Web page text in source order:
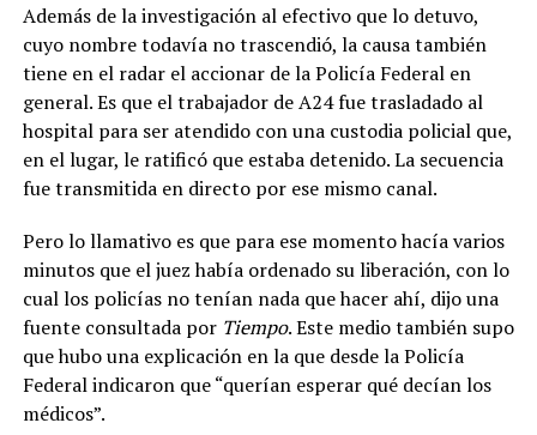
Además de la investigación al efectivo que lo detuvo,
cuyo nombre todavía no trascendió, la causa también
tiene en el radar el accionar de la Policía Federal en
general. Es que el trabajador de A24 fue trasladado al
hospital para ser atendido con una custodia policial que,
en el lugar, le ratificó que estaba detenido. La secuencia
fue transmitida en directo por ese mismo canal.
Pero lo llamativo es que para ese momento hacía varios
minutos que el juez había ordenado su liberación, con lo
cual los policías no tenían nada que hacer ahí, dijo una
fuente consultada por Tiempo. Este medio también supo
que hubo una explicación en la que desde la Policía
Federal indicaron que “querían esperar qué decían los
médicos”.